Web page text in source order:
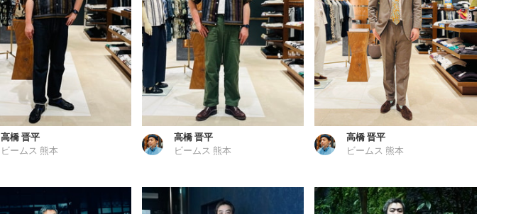
高橋 晋平
ビームス 熊本
高橋 晋平
ビームス 熊本
高橋 晋平
ビームス 熊本